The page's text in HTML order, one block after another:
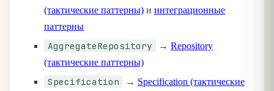
(тактические паттерны) и интеграционные
паттерны
AggregateRepository → Repository
(тактические паттерны)
Specification → Specification (тактические